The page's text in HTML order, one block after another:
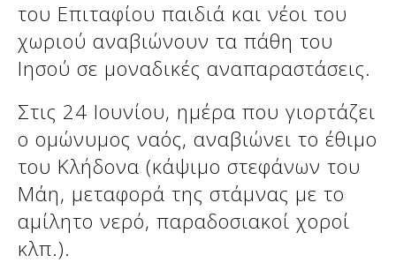
Δείτε μας:
του Επιταφίου παιδιά και νέοι του
χωριού αναβιώνουν τα πάθη του
Ιησού σε μοναδικές αναπαραστάσεις.
Στις 24 Ιουνίου, ημέρα που γιορτάζει
ο ομώνυμος ναός, αναβιώνει το έθιμο
του Κλήδονα (κάψιμο στεφάνων του
Μάη, μεταφορά της στάμνας με το
αμίλητο νερό, παραδοσιακοί χοροί
κλπ.).